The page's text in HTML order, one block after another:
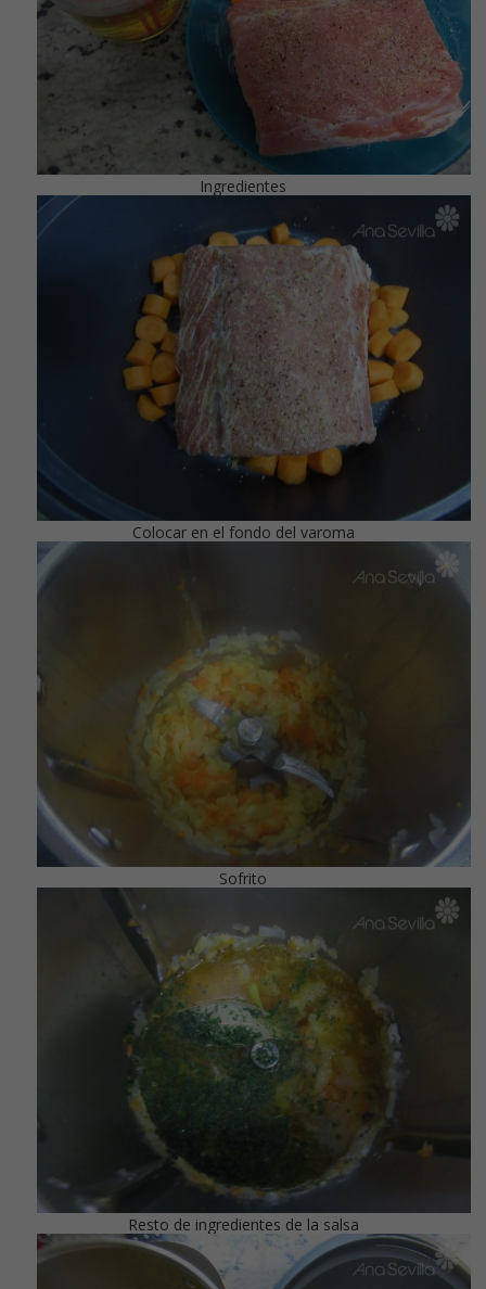
Ingredientes
Colocar en el fondo del varoma
Sofrito
Resto de ingredientes de la salsa